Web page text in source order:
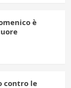
è
contro le